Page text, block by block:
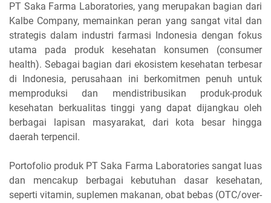
PT Saka Farma Laboratories, yang merupakan bagian dari
Kalbe Company, memainkan peran yang sangat vital dan
strategis dalam industri farmasi Indonesia dengan fokus
utama pada produk kesehatan konsumen (consumer
health). Sebagai bagian dari ekosistem kesehatan terbesar
di Indonesia, perusahaan ini berkomitmen penuh untuk
memproduksi dan mendistribusikan produk-produk
kesehatan berkualitas tinggi yang dapat dijangkau oleh
berbagai lapisan masyarakat, dari kota besar hingga
daerah terpencil.
Portofolio produk PT Saka Farma Laboratories sangat luas
dan mencakup berbagai kebutuhan dasar kesehatan,
seperti vitamin, suplemen makanan, obat bebas (OTC/over-